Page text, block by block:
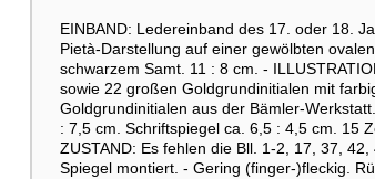
EINBAND: Ledereinband des 17. oder 18.
Pietà-Darstellung auf einer gewölbten
schwarzem Samt. 11 : 8 cm. -
sowie 22 großen Goldgrundinitialen mit
Goldgrundinitialen aus der Bämler-
: 7,5 cm. Schriftspiegel ca. 6,5 : 4,5 cm. 15
ZUSTAND: Es fehlen die Bll. 1-2, 17, 37,
Spiegel montiert. - Gering (finger-)fleckig.